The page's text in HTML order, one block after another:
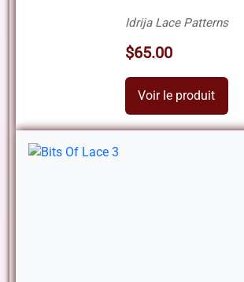
Idrija Lace Patterns
$65.00
Voir le produit